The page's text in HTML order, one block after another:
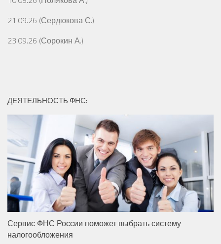
21.09.26 (Сердюкова С.)
23.09.26 (Сорокин А.)
ДЕЯТЕЛЬНОСТЬ ФНС:
Сервис ФНС России поможет выбрать систему
налогообложения